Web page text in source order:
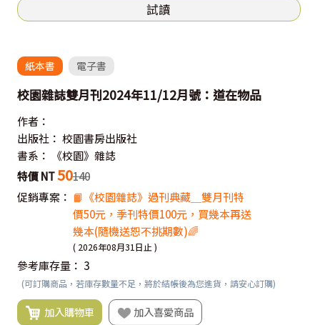
試讀
紙本書 電子書
校園雜誌雙月刊2024年11/12月號：道在物品
作者：
出版社： 校園書房出版社
書系：
《校園》雜誌
特價 NT50140
促銷專案： 📙《校園雜誌》過刊典藏＿雙月刊特
價50元，季刊特價100元，買幾本再送
幾本(隨機送恕不挑期數)🌈
( 2026年08月31日止 )
參考庫存量： 3
(可訂購商品，若庫存數量不足，將於結帳後為您進貨，請安心訂購)
加入購物車 加入喜愛商品